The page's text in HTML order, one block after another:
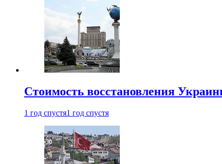
Стоимость восстановления
1 год спустя1 год спустя